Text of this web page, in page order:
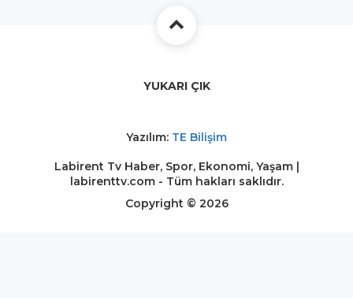
YUKARI ÇIK
Yazılım: TE Bilişim
Labirent Tv Haber, Spor, Ekonomi, Yaşam |
labirenttv.com - Tüm hakları saklıdır.
Copyright © 2026